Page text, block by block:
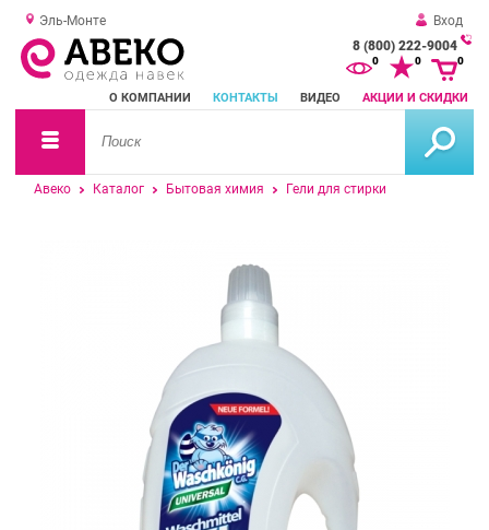
Эль-Монте
Вход
8 (800) 222-9004
О КОМПАНИИ КОНТАКТЫ ВИДЕО АКЦИИ И СКИДКИ
0 0 0
Авеко Каталог Бытовая химия Гели для стирки